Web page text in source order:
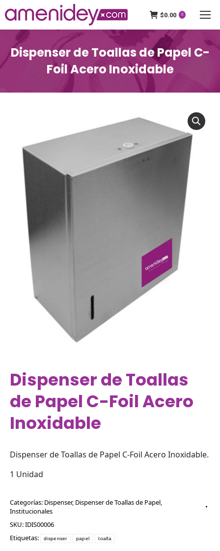
$0.00 0
Dispenser de Toallas de Papel C-
Foil Acero Inoxidable
Dispenser de Toallas
de Papel C-Foil Acero
Inoxidable
Dispenser de Toallas de Papel C-Foil Acero Inoxidable.
1 Unidad
Categorías: Dispenser, Dispenser de Toallas de Papel,
Institucionales
SKU:IDIS00006
Etiquetas:
dispenser papel toalla